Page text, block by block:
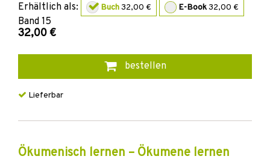
Erhältlich als: Buch32,00 € E-Book32,00 €
Band 15
32,00 €
bestellen
Lieferbar
Ökumenisch lernen – Ökumene lernen